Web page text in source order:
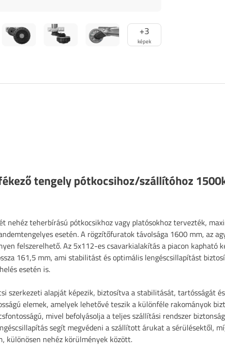
+3
képek
fékező tengely pótkocsihoz/szállítóhoz
nehéz teherbírású pótkocsikhoz vagy platósokhoz tervezték,
esetén. A rögzítőfuratok távolsága 1600 mm, az
felszerelhető. Az 5x112-es csavarkialakítás a piacon kapható
161,5 mm, ami stabilitást és optimális lengéscsillapítást
esetén is.
szerkezeti alapját képezik, biztosítva a stabilitását, tartósságát
elemek, amelyek lehetővé teszik a különféle rakományok
mivel befolyásolja a teljes szállítási rendszer
segít megvédeni a szállított árukat a sérülésektől,
különösen nehéz körülmények között.